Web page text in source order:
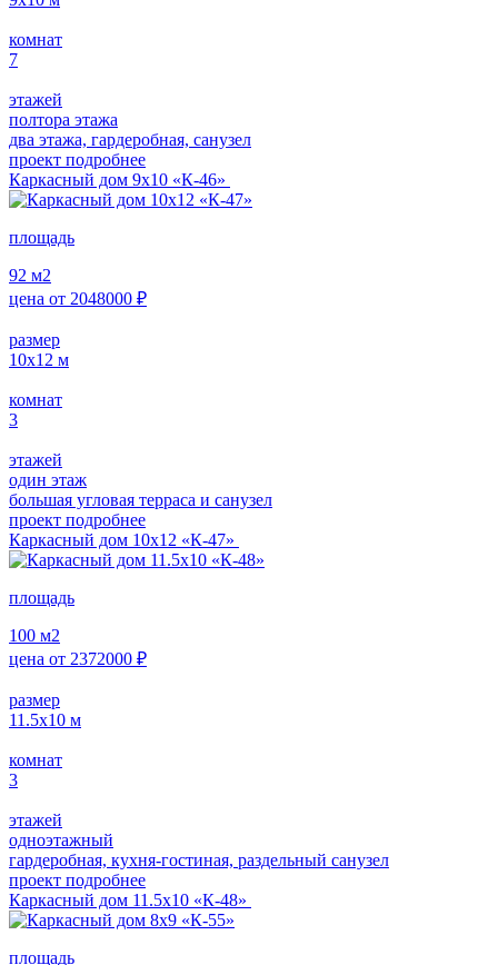
комнат
7
этажей
полтора этажа
два этажа, гардеробная, санузел
проект подробнее
Каркасный дом 9х10 «К-46»
площадь
92 м2
цена от 2048000 ₽
размер
10х12 м
комнат
3
этажей
один этаж
большая угловая терраса и санузел
проект подробнее
Каркасный дом 10х12 «К-47»
площадь
100 м2
цена от 2372000 ₽
размер
11.5х10 м
комнат
3
этажей
одноэтажный
гардеробная, кухня-гостиная, раздельный санузел
проект подробнее
Каркасный дом 11.5х10 «К-48»
площадь